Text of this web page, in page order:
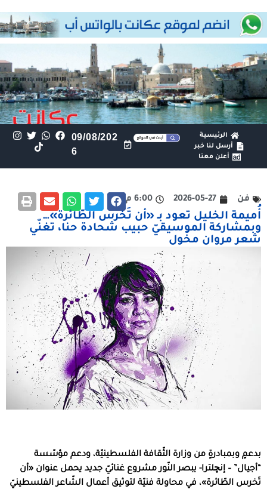
الرئيسية
أرسل لنا خبر
أعلن معنا
09/08/202
6
فن 2026-05-27 6:00 م
أُميمة الخليل تعود بـ «أن تَخرس الطّائرة»…
وبمشاركة الموسيقيّ حبيب شحادة حنا، تغنّي
شعر مروان مخّول
بدعمٍ وبمبادرةٍ من وزارة الثّقافة الفلسطينيّة، ودعم مؤسّسة
“أجيال” – إنچلترا- يبصر النّور مشروع غنائيّ جديد يحمل عنوان «أن
تَخرس الطّائرة»، في محاولة فنيّة لتوثيق أعمال الشّاعر الفلسطينيّ